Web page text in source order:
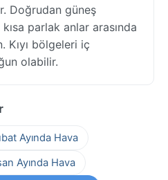
Doğrudan güneş
parlak anlar arasında
Kıyı bölgeleri iç
olabilir.
Ayında Hava
Ayında Hava